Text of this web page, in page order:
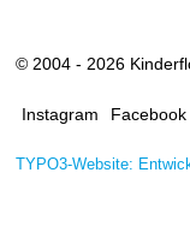
© 2004 - 2026
Instagram Facebook
TYPO3-Website: